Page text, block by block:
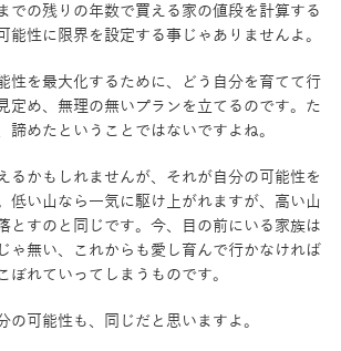
での残りの年数で買える家の値段を計算する
能性に限界を設定する事じゃありませんよ。
性を最大化するために、どう自分を育てて行
定め、無理の無いプランを立てるのです。た
諦めたということではないですよね。
るかもしれませんが、それが自分の可能性を
低い山なら一気に駆け上がれますが、高い山
とすのと同じです。今、目の前にいる家族は
ゃ無い、これからも愛し育んで行かなければ
ぼれていってしまうものです。
の可能性も、同じだと思いますよ。